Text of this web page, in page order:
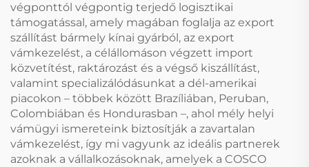
végponttól végpontig terjedő logisztikai
támogatással, amely magában foglalja az export
szállítást bármely kínai gyárból, az export
vámkezelést, a célállomáson végzett import
közvetítést, raktározást és a végső kiszállítást,
valamint specializálódásunkat a dél-amerikai
piacokon – többek között Brazíliában, Peruban,
Colombiában és Hondurasban –, ahol mély helyi
vámügyi ismereteink biztosítják a zavartalan
vámkezelést, így mi vagyunk az ideális partnerek
azoknak a vállalkozásoknak, amelyek a COSCO